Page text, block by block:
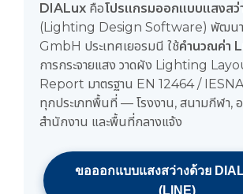
DIALux คือโปรแกรมออกแบบแสงสว่
(Lighting Design Software) พัฒนา
GmbH ประเทศเยอรมนี ใช้คำนวณค่า
การกระจายแสง วาดผัง Lighting
Report มาตรฐาน EN 12464 /
ทุกประเภทพื้นที่ — โรงงาน, สนามกีฬา, อ
สำนักงาน และพื้นที่กลางแจ้ง
ขอออกแบบแสงสว่างด้วย
(LINE)